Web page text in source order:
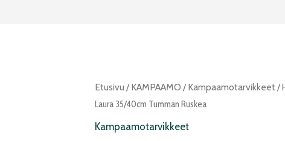
Etusivu / KAMPAAMO / Kampaamotarvikkeet/
Laura 35/40cm Tumman Ruskea
Kampaamotarvikkeet
Harjoituspää
Laura
35/40cm